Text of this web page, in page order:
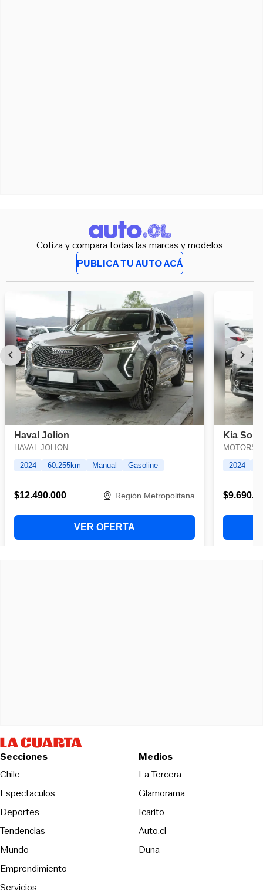
Cotiza y compara todas las marcas y modelos
PUBLICA TU AUTO ACÁ
Secciones
Chile
Espectaculos
Deportes
Tendencias
Mundo
Emprendimiento
Servicios
Medios
La TerceraOpens in new
Glamorama
Icarito
Auto.cl
DunaOpens in new window